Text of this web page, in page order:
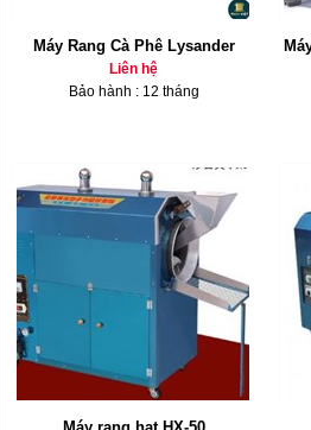
Máy Rang Cà Phê Lysander
Liên hệ
Bảo hành : 12 tháng